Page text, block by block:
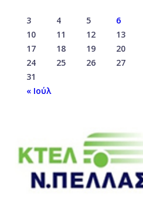
3
4 5 6
10
11 12 13
17
18 19 20
24
25 26 27
31
« Ιούλ